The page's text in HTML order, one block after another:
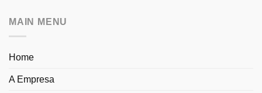
MAIN MENU
Home
A Empresa